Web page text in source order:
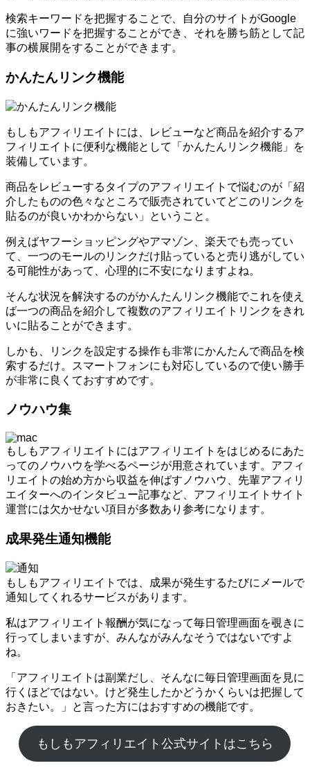
検索キーワードを把握することで、自分のサイトがGoogle
に強いワードを把握することができ、それを勝ち筋として記
事の横展開をすることができます。
かんたんリンク機能
もしもアフィリエイトには、レビューなど商品を紹介するア
フィリエイトに便利な機能として「かんたんリンク機能」を
装備しています。
商品をレビューするタイプのアフィリエイトで悩むのが「紹
介したものの色々なところで販売されていてどこのリンクを
貼るのが良いかわからない」ということ。
例えばヤフーショッピングやアマゾン、楽天でも売ってい
て、一つのモールのリンクだけ貼っていると売り逃がしてい
る可能性があって、心理的に不安になりますよね。
そんな状況を解決するのがかんたんリンク機能でこれを使え
ば一つの商品を紹介して複数のアフィリエイトリンクをきれ
いに貼ることができます。
しかも、リンクを設定する操作も非常にかんたんで商品を検
索するだけ。スマートフォンにも対応しているので使い勝手
が非常に良くておすすめです。
ノウハウ集
もしもアフィリエイトにはアフィリエイトをはじめるにあた
ってのノウハウを学べるページが用意されています。アフィ
リエイトの始め方から収益を伸ばすノウハウ、先輩アフィリ
エイターへのインタビュー記事など、アフィリエイトサイト
運営には欠かせない項目が多数あり参考になります。
成果発生通知機能
もしもアフィリエイトでは、成果が発生するたびにメールで
通知してくれるサービスがあります。
私はアフィリエイト報酬が気になって毎日管理画面を覗きに
行ってしまいますが、みんながみんなそうではないですよ
ね。
「アフィリエイトは副業だし、そんなに毎日管理画面を見に
行くほどではない。けど発生したかどうかくらいは把握して
おきたい。」と言った方にはおすすめの機能です。
もしもアフィリエイト公式サイトはこちら